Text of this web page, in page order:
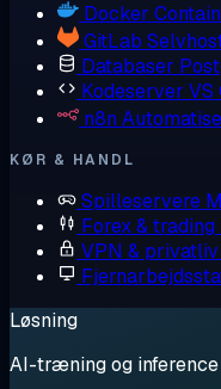
Docker
GitLab
Databaser
Kodeserver VS
n8n
KØR & HANDL
Spilleservere
Forex & trading
VPN & privatliv
Løsning
AI-træning og inference